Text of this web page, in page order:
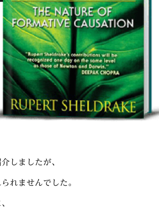
しましたが、
れませんでした。